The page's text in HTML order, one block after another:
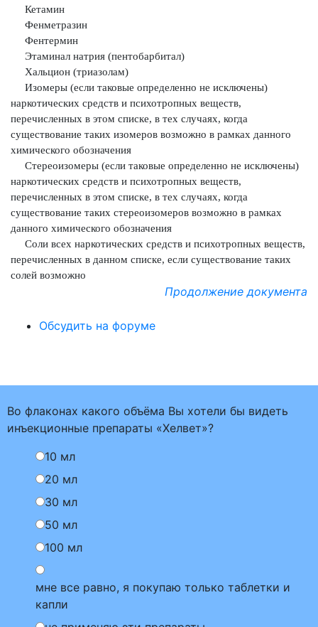
Кетамин
Фенметразин
Фентермин
Этаминал натрия (пентобарбитал)
Хальцион (триазолам)
Изомеры (если таковые определенно не исключены)
наркотических средств и психотропных веществ,
перечисленных в этом списке, в тех случаях, когда
существование таких изомеров возможно в рамках данного
химического обозначения
Стереоизомеры (если таковые определенно не исключены)
наркотических средств и психотропных веществ,
перечисленных в этом списке, в тех случаях, когда
существование таких стереоизомеров возможно в рамках
данного химического обозначения
Соли всех наркотических средств и психотропных веществ,
перечисленных в данном списке, если существование таких
солей возможно
Продолжение документа
Обсудить на форуме
Во флаконах какого объёма Вы хотели бы видеть
инъекционные препараты «Хелвет»?
10 мл
20 мл
30 мл
50 мл
100 мл
мне все равно, я покупаю только таблетки и
капли